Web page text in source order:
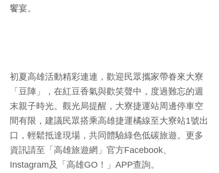
饗宴。
初夏高雄活動精彩連連，歡迎民眾攜家帶眷來大寮
「豆陣」，在紅豆香氣與歡笑聲中，度過難忘的週
末親子時光。觀光局提醒，大寮捷運站周邊停車空
間有限，建議民眾搭乘高雄捷運橘線至大寮站1號出
口，輕鬆抵達現場，共同體驗綠色低碳旅遊。更多
資訊請至「高雄旅遊網」官方Facebook、
Instagram及「高雄GO！」APP查詢。